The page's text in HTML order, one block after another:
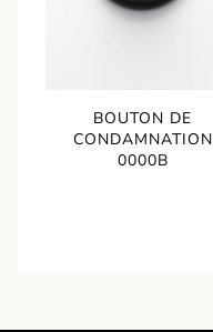
BOUTON DE
CONDAMNATION
0000B